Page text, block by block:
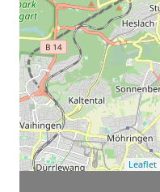
Leaflet